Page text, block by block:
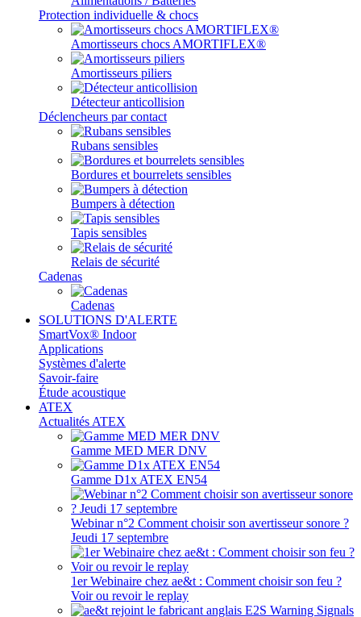
Protection individuelle & chocs
Amortisseurs chocs AMORTIFLEX®
Amortisseurs piliers
Détecteur anticollision
Déclencheurs par contact
Rubans sensibles
Bordures et bourrelets sensibles
Bumpers à détection
Tapis sensibles
Relais de sécurité
Cadenas
Cadenas
SOLUTIONS D'ALERTE
SmartVox® Indoor
Applications
Systèmes d'alerte
Savoir-faire
Étude acoustique
ATEX
Actualités ATEX
Gamme MED MER DNV
Gamme D1x ATEX EN54
Webinar n°2 Comment choisir son avertisseur sonore ?
Jeudi 17 septembre
1er Webinaire chez ae&t : Comment choisir son feu ?
Voir ou revoir le replay